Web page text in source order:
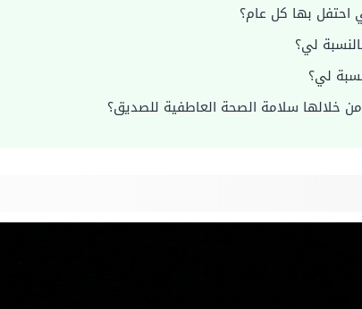
احتفل بها كل عام؟
لي؟
لي؟
خلالها سلامة الصحة العاطفية للصديق؟